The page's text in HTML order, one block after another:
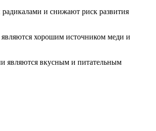
и снижают риск развития
хорошим источником меди и
являются вкусным и питательным